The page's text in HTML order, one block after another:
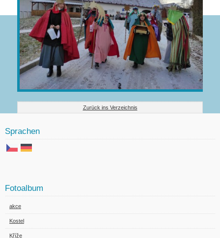
Zurück ins Verzeichnis
Sprachen
Fotoalbum
akce
Kostel
Kříže